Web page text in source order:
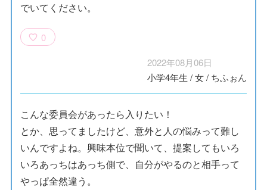
でいてください。
0
2022年08月06日
小学4年生 /女/ ちふぉん
こんな委員会があったら入りたい！
とか、思ってましたけど、意外と人の悩みって難し
いんですよね。興味本位で聞いて、提案してもいろ
いろあっちはあっち側で、自分がやるのと相手って
やっぱ全然違う。